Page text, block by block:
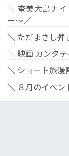
＼ 奄美大島ナ
ー〜／
＼ ただまさし弾
＼ 映画 カンタ
＼ ショート旅漫
＼ ８月のイベン